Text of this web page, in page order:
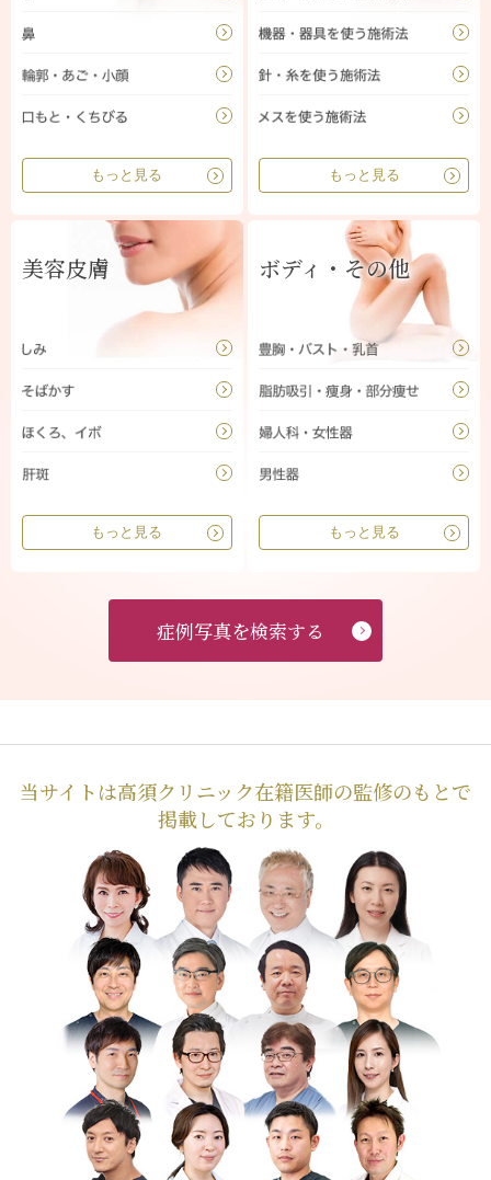
もっと見る もっと見る
美容皮膚
もっと見る
ボディ・その他
もっと見る
症例写真を検索する
当サイトは高須クリニック在籍医師の監修のもとで
掲載しております。